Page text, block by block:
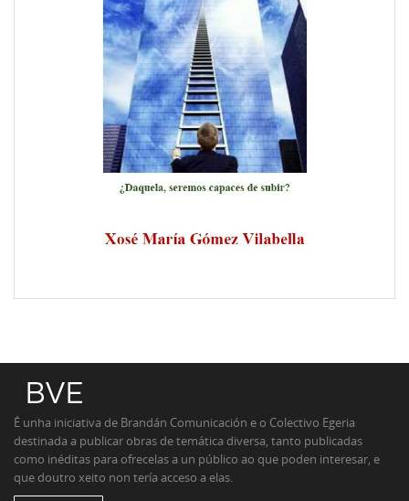
É unha iniciativa de Brandán Comunicación e o Colectivo Egeria
destinada a publicar obras de temática diversa, tanto publicadas
como inéditas para ofrecelas a un público ao que poden interesar, e
que doutro xeito non tería acceso a elas.